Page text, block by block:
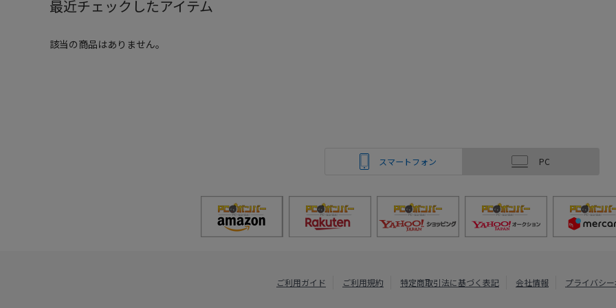
最近チェックしたアイテム
該当の商品はありません。
スマートフォン PC
ご利用ガイド ご利用規約 特定商取引法に基づく表記 会社情報 プライバシ